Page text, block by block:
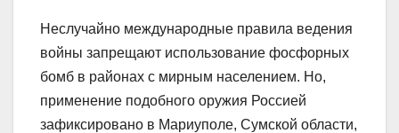
Неслучайно международные правила ведения
войны запрещают использование фосфорных
бомб в районах с мирным населением. Но,
применение подобного оружия Россией
зафиксировано в Мариуполе, Сумской области,